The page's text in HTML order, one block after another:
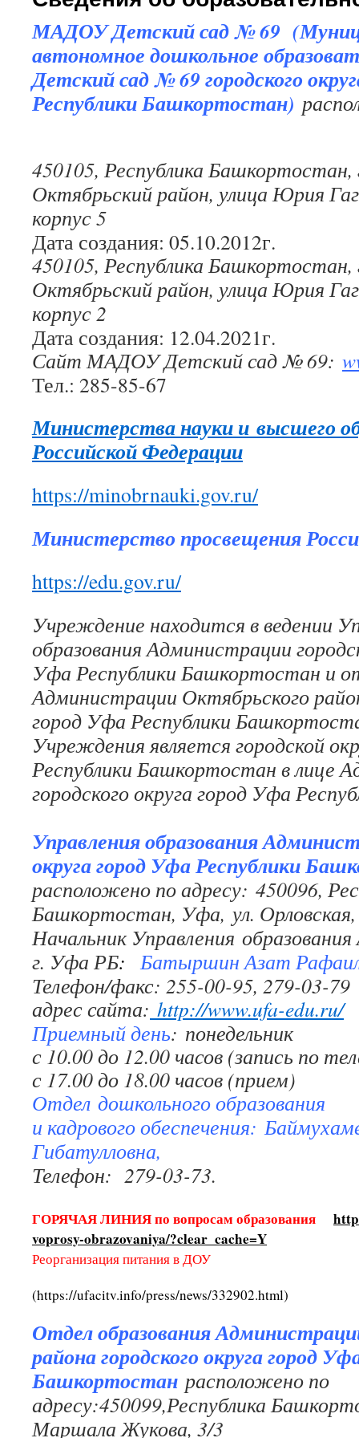
МАДОУДетский сад № 69
автономное дошкольное
Детский сад № 69 городского
Республики Башкортостан)
450105, Республика
Октябрьский район, улица Юрия
корпус 5
Дата создания: 05.10.2012г.
450105, Республика
Октябрьский район, улица Юрия
корпус 2
Дата создания: 12.04.2021г.
Сайт МАДОУ Детский сад № 69:
Тел.: 285-85-67
Министерства науки и высшего
Российской Федерации
https://minobrnauki.gov.ru/
Министерство просвещения
https://edu.gov.ru/
Учреждение находится в ведении
образования Администрации
Уфа Республики Башкортостан и
Администрации Октябрьского
город Уфа Республики
Учреждения является городской
Республики Башкортостан в лице
городского округа город Уфа
Управления образования
округа город Уфа Республики
расположено по адресу: 450096,
Башкортостан, Уфа, ул. Орловская,
Начальник Управления
г. Уфа РБ: Батыршин Азат
Телефон/факс: 255-00-95, 279-03-79
адрес сайта: http://www.ufa-edu.ru/
Приемный день: понедельник
с 10.00 до 12.00 часов (запись по
с 17.00 до 18.00 часов (прием)
Отдел дошкольного образования
и кадрового обеспечения:
Гибатулловна,
Телефон: 279-03-73.
ГОРЯЧАЯ ЛИНИЯ по вопросам образования
voprosy-obrazovaniya/?clear_cache=Y
Реорганизация питания в ДОУ
(https://ufacitv.info/press/news/332902.html)
Отдел образования
района городского округа город
Башкортостан расположено по
адресу:450099,Республика
Маршала Жукова, 3/3